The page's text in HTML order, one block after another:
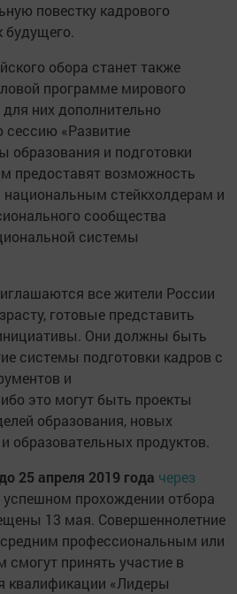
повестку кадрового
будущего.
обора станет также
программе мирового
них дополнительно
сессию «Развитие
образования и подготовки
предоставят возможность
национальным стейкхолдерам и
сообщества
системы
все жители России
готовые представить
Они должны быть
системы подготовки кадров с
и
это могут быть проекты
образования, новых
образовательных продуктов.
25 апреля 2019 года через
успешном прохождении отбора
13 мая. Совершеннолетние
профессиональным или
принять участие в
квалификации «Лидеры